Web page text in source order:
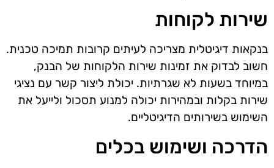
שירות לקוחות
בנקאות דיגיטלית מצריכה לעיתים קרובות תמיכה טכנית.
חשוב לבדוק את זמינות שירות הלקוחות של הבנק,
במיוחד בשעות לא שגרתיות. יכולת ליצור קשר עם נציגי
שירות בקלות ובמהירות יכולה למנוע תסכול ולייעל את
השימוש בשירותים הדיגיטליים.
הדרכה ושימוש בכלים